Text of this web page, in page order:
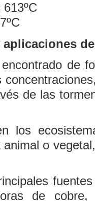
613ºC
de
de las
los
o
de